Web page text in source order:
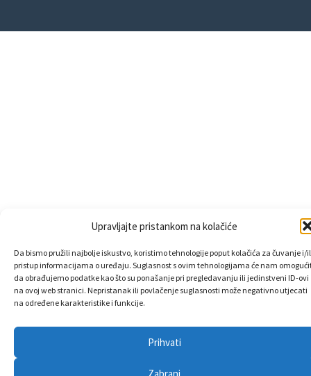
Upravljajte pristankom na kolačiće
Da bismo pružili najbolje iskustvo, koristimo tehnologije poput kolačića za čuvanje i/
pristup informacijama o uređaju. Suglasnost s ovim tehnologijama će nam
da obrađujemo podatke kao što su ponašanje pri pregledavanju ili jedinstveni ID-ovi
na ovoj web stranici. Nepristanak ili povlačenje suglasnosti može negativno utjecati
na određene karakteristike i funkcije.
Prihvati
Zabrani